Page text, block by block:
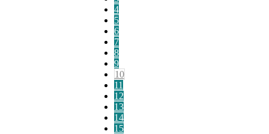
4
5
6
7
8
9
10
11
12
13
14
15